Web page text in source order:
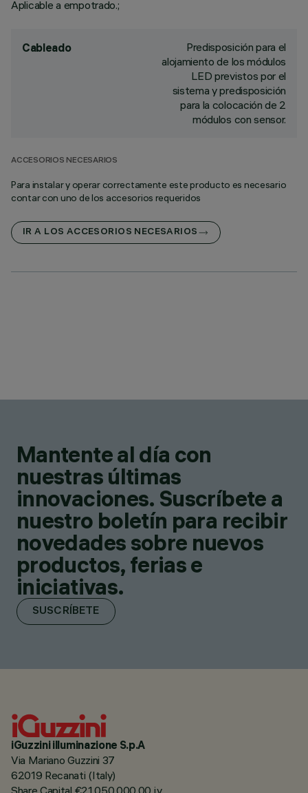
Aplicable a empotrado.;
Cableado
Predisposición para el
alojamiento de los módulos
LED previstos por el
sistema y predisposición
para la colocación de 2
módulos con sensor.
ACCESORIOS NECESARIOS
Para instalar y operar correctamente este producto es necesario
contar con uno de los accesorios requeridos
IR A LOS ACCESORIOS NECESARIOS
Mantente al día con
nuestras últimas
innovaciones. Suscríbete a
nuestro boletín para recibir
novedades sobre nuevos
productos, ferias e
iniciativas.
SUSCRÍBETE
iGuzzini illuminazione S.p.A
Via Mariano Guzzini 37
62019 Recanati (Italy)
Share Capital €21.050.000,00 i.v.